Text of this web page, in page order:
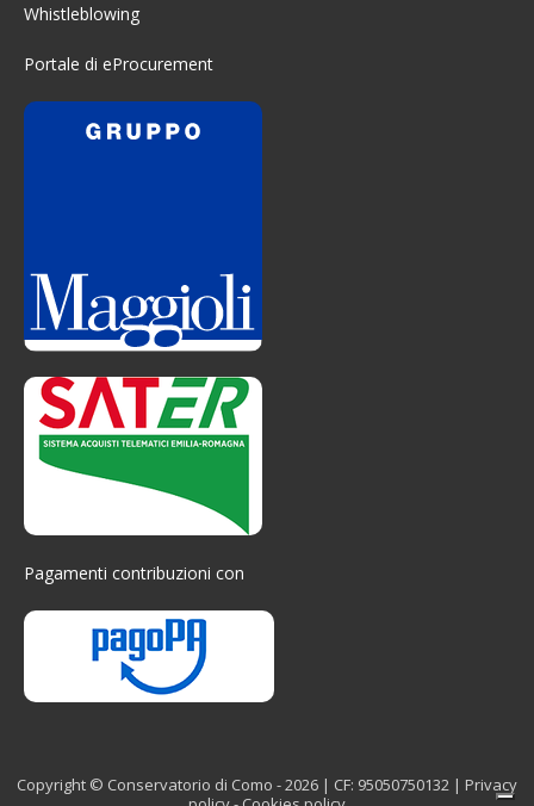
Whistleblowing
Portale di eProcurement
Pagamenti contribuzioni con
Copyright © Conservatorio di Como - 2026 | CF: 95050750132 | Privacy